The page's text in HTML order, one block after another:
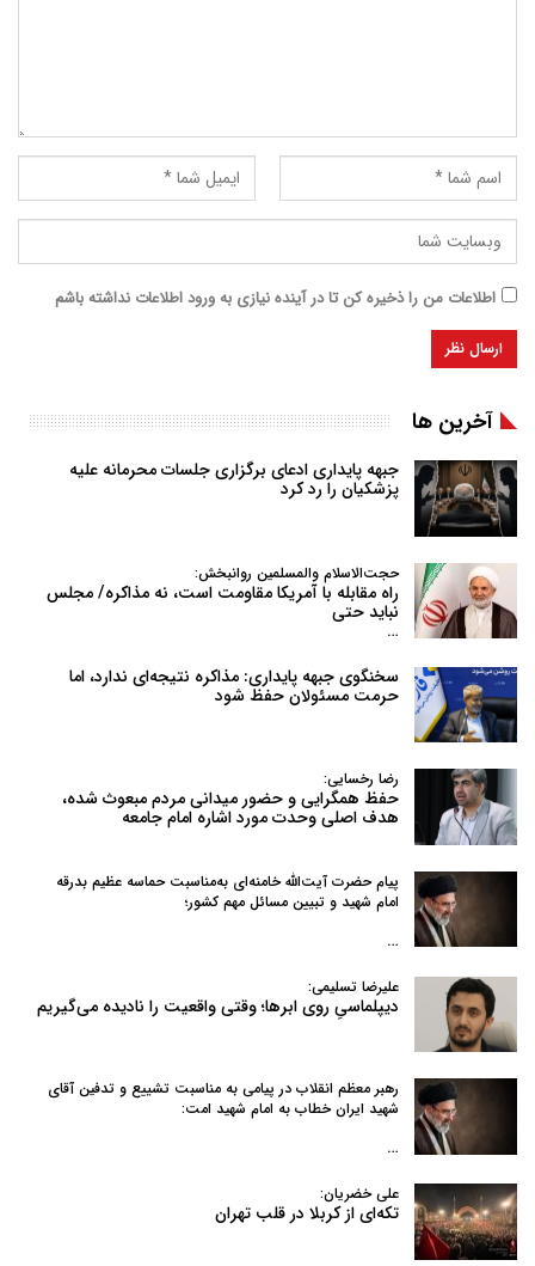
اطلاعات من را ذخیره کن تا در آینده نیازی به ورود اطلاعات نداشته باشم
آخرین ها
جبهه پایداری ادعای برگزاری جلسات محرمانه علیه
پزشکیان را رد کرد
حجت‌الاسلام والمسلمین روانبخش:
راه مقابله با آمریکا مقاومت است، نه مذاکره/ مجلس
نباید حتی
…
سخنگوی جبهه پایداری: مذاکره نتیجه‌ای ندارد، اما
حرمت مسئولان حفظ شود
رضا رخسایی:
حفظ همگرایی و حضور میدانی مردم مبعوث شده،
هدف اصلی وحدت مورد اشاره امام جامعه
پیام حضرت آیت‌الله خامنه‌ای به‌مناسبت حماسه عظیم بدرقه
امام شهید و تبیین مسائل مهم کشور؛
…
علیرضا تسلیمی:
دیپلماسیِ روی ابرها؛ وقتی واقعیت را نادیده می‌گیریم
رهبر معظم انقلاب در پیامی به‌ مناسبت تشییع و تدفین آقای
شهید ایران خطاب به امام شهید امت:
…
علی خضریان:
تکه‌ای از کربلا در قلب تهران